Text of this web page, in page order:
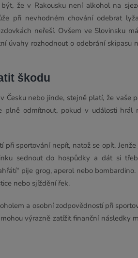
že v Rakousku není alkohol na
při nevhodném chování odebrat
neřeší. Ovšem ve Slovinsku
úvahy rozhodnout o odebrání skipasu
škodu
Česku nebo jinde, stejně platí, že vaše
plně odmítnout, pokud v události hrál
sportování nepít, natož se opít.
sednout do hospůdky a dát si
pije grog, aperol nebo
nebo sjíždění řek.
a osobní zodpovědností při
výrazně zatížit finanční následky